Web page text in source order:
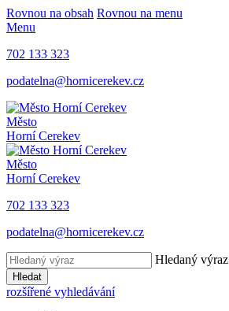
Rovnou na obsah Rovnou na menu
Menu
702 133 323
podatelna@hornicerekev.cz
Město
Horní Cerekev
Město
Horní Cerekev
702 133 323
podatelna@hornicerekev.cz
Hledaný výraz
Hledat
rozšířené vyhledávání